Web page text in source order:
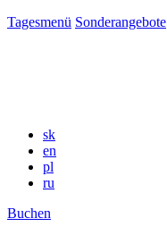
Tagesmenü Sonderangebote
sk
en
pl
ru
Buchen